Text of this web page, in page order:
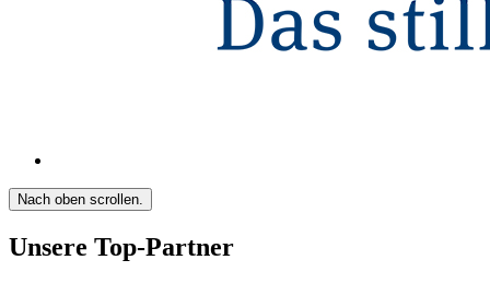
Nach oben scrollen.
Unsere Top-Partner